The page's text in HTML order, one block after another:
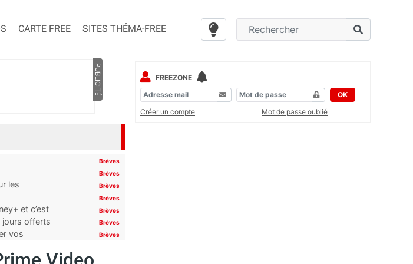
CARTE FREE SITES THÉMA-FREE
PUBLICITÉ
Brèves
Brèves
les
Brèves
Brèves
et c’est
Brèves
jours offerts Brèves
vos
Brèves
FREEZONE
OK
Créer un compte
Mot de passe oublié